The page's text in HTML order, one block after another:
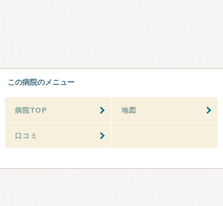
この病院のメニュー
病院TOP 地図
口コミ